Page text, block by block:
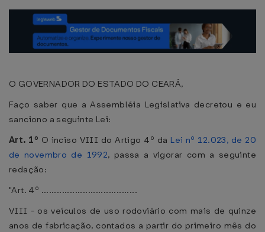
O GOVERNADOR DO ESTADO DO CEARÁ,
Faço saber que a Assembléia Legislativa decretou e eu
sanciono a seguinte Lei:
Art. 1º O inciso VIII do Artigo 4º da Lei nº 12.023, de 20
de novembro de 1992, passa a vigorar com a seguinte
redação:
"Art. 4º .....................................
VIII - os veículos de uso rodoviário com mais de quinze
anos de fabricação, contados a partir do primeiro mês do